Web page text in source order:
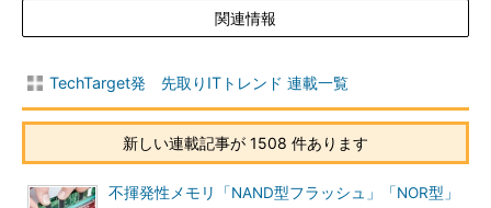
関連情報
TechTarget発 先取りITトレンド 連載一覧
新しい連載記事が 1508 件あります
不揮発性メモリ「NAND型フラッシュ」「NOR型」